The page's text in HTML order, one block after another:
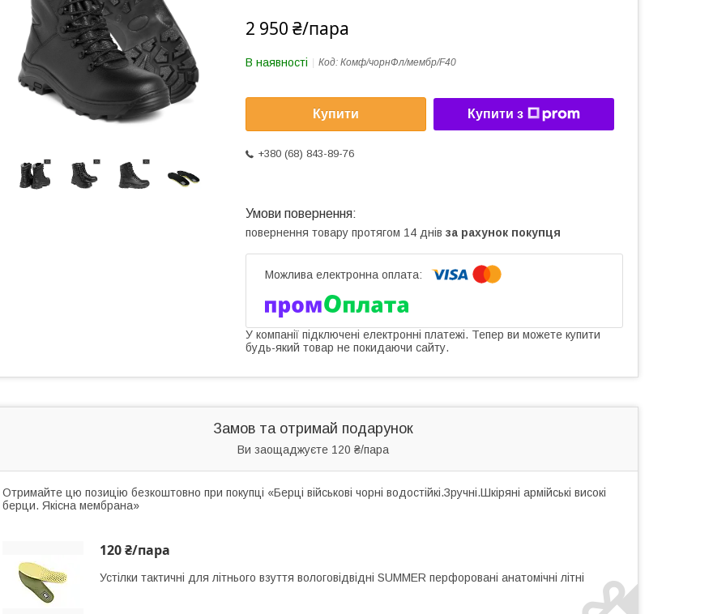
2 950 ₴/пара
В наявності Код: Комф/чорнФл/мембр/F40
Купити Купити з
+380 (68) 843-89-76
повернення товару протягом 14 днів за рахунок покупця
У компанії підключені електронні платежі. Тепер ви можете купити
будь-який товар не покидаючи сайту.
Замов та отримай подарунок
Ви заощаджуєте 120 ₴/пара
Отримайте цю позицію безкоштовно при покупці «Берці військові чорні водостійкі.Зручні.Шкіряні армійські високі
берци. Якісна мембрана»
120 ₴/пара
Устілки тактичні для літнього взуття вологовідвідні SUMMER перфоровані анатомічні літні